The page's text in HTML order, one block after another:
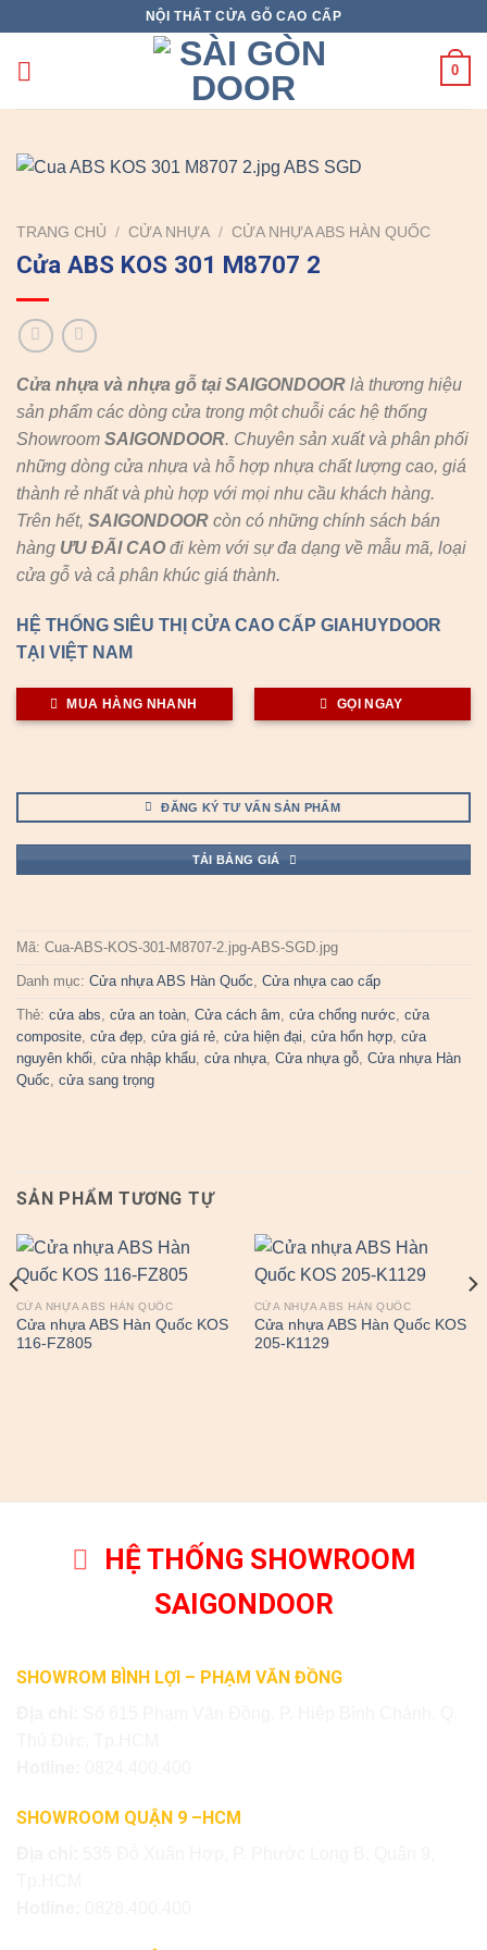
content
NỘI THẤT CỬA GỖ CAO CẤP
0
TRANG CHỦ / CỬA NHỰA / CỬA NHỰA ABS HÀN QUỐC
Cửa ABS KOS 301 M8707 2
Cửa nhựa và nhựa gỗ tại SAIGONDOOR là thương hiệu
sản phẩm các dòng cửa trong một chuỗi các hệ thống
Showroom SAIGONDOOR. Chuyên sản xuất và phân phối
những dòng cửa nhựa và hỗ hợp nhựa chất lượng cao, giá
thành rẻ nhất và phù hợp với mọi nhu cầu khách hàng.
Trên hết, SAIGONDOOR còn có những chính sách bán
hàng ƯU ĐÃI CAO đi kèm với sự đa dạng về mẫu mã, loại
cửa gỗ và cả phân khúc giá thành.
HỆ THỐNG SIÊU THỊ CỬA CAO CẤP GIAHUYDOOR
TẠI VIỆT NAM
MUA HÀNG NHANH GỌI NGAY
ĐĂNG KÝ TƯ VẤN SẢN PHẨM
TẢI BẢNG GIÁ
Mã: Cua-ABS-KOS-301-M8707-2.jpg-ABS-SGD.jpg
Danh mục: Cửa nhựa ABS Hàn Quốc, Cửa nhựa cao cấp
Thẻ: cửa abs, cửa an toàn, Cửa cách âm, cửa chống nước, cửa
composite, cửa đẹp, cửa giá rẻ, cửa hiện đại, cửa hổn hợp, cửa
nguyên khối, cửa nhập khẩu, cửa nhựa, Cửa nhựa gỗ, Cửa nhựa Hàn
Quốc, cửa sang trọng
SẢN PHẨM TƯƠNG TỰ
CỬA NHỰA ABS HÀN QUỐC
Cửa nhựa ABS Hàn Quốc KOS
116-FZ805
CỬA NHỰA ABS HÀN QUỐC
Cửa nhựa ABS Hàn Quốc KOS
205-K1129
HỆ THỐNG SHOWROOM
SAIGONDOOR
SHOWROM BÌNH LỢI – PHẠM VĂN ĐỒNG
SHOWROOM QUẬN 9 –HCM